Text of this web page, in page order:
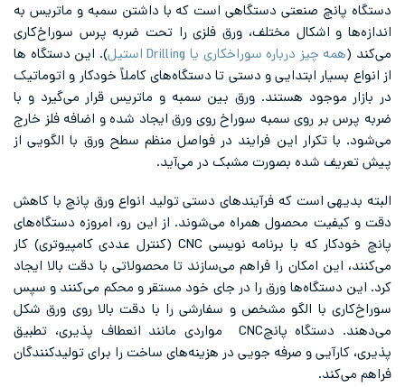
دستگاه پانچ صنعتی دستگاهی است که با داشتن سمبه و ماتریس به
اندازه‌ها و اشکال مختلف، ورق فلزی را تحت ضربه پرس سوراخ‌کاری
می‌کند (همه چیز درباره سوراخکاری یا Drilling استیل
). این دستگاه ها
از انواع بسیار ابتدایی و دستی تا دستگاه‌های کاملاً خودکار و اتوماتیک
در بازار موجود هستند. ورق بین سمبه و ماتریس قرار می‌گیرد و با
ضربه پرس بر روی سمبه سوراخ روی ورق ایجاد شده و اضافه فلز خارج
می‌شود. با تکرار این فرایند در فواصل منظم سطح ورق با الگویی از
پیش تعریف شده بصورت مشبک در می‌آید.
البته بدیهی است که فرآیندهای دستی تولید انواع ورق پانچ با کاهش
دقت و کیفیت محصول همراه می‌شوند. از این رو، امروزه دستگاه‌های
پانچ خودکار که با برنامه نویسی CNC (کنترل عددی کامپیوتری) کار
می‌کنند، این امکان را فراهم می‌سازند تا محصولاتی با دقت بالا ایجاد
کرد. این دستگاه‌ها ورق را در جای خود مستقر و محکم می‌کنند و سپس
سوراخ‌کاری با الگو مشخص و سفارشی را با دقت بالا روی ورق شکل
می‌دهند. دستگاه پانچCNC مواردی مانند انعطاف پذیری، تطبیق
پذیری، کارآیی و صرفه جویی در هزینه‌های ساخت را برای تولیدکنندگان
فراهم می‌کند.